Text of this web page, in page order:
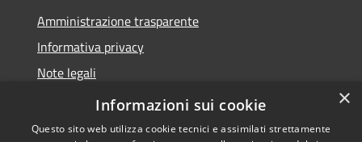
Amministrazione trasparente
Informativa privacy
Note legali
Dichiarazione di accessibilità
×
Informazioni sui cookie
Questo sito web utilizza cookie tecnici e assimilati strettamente